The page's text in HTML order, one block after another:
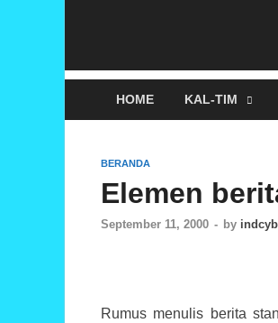
HOME KAL-TIM
BERANDA
Elemen
September 11, 2000 - by
Rumus menulis berita